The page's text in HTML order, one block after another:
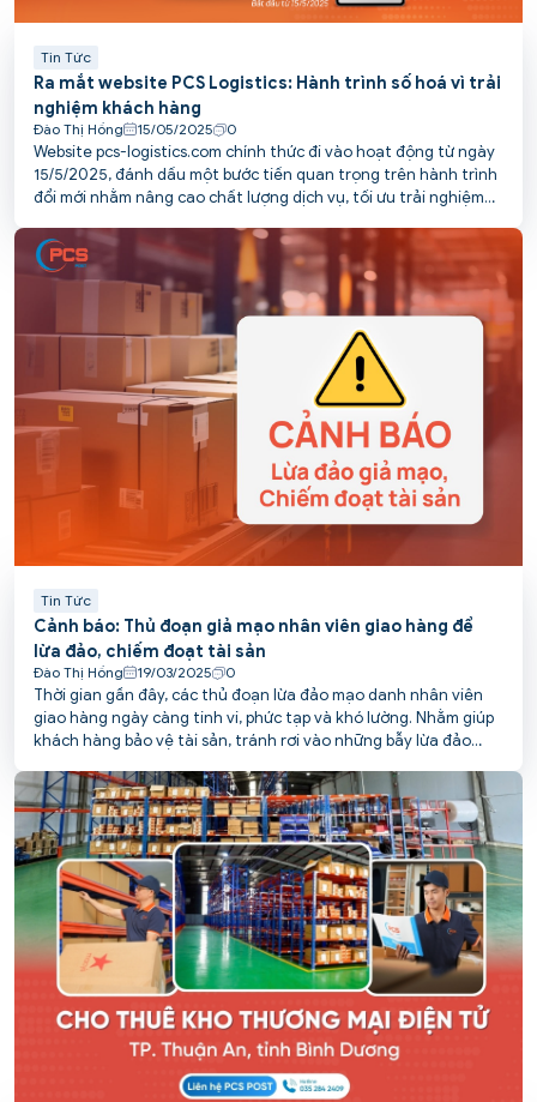
Tin Tức
Ra mắt website PCS Logistics: Hành trình số hoá vì trải
nghiệm khách hàng
Đào Thị Hồng 15/05/2025 0
Website pcs-logistics.com chính thức đi vào hoạt động từ ngày
15/5/2025, đánh dấu một bước tiến quan trọng trên hành trình
đổi mới nhằm nâng cao chất lượng dịch vụ, tối ưu trải nghiệm
Tin Tức
Cảnh báo: Thủ đoạn giả mạo nhân viên giao hàng để
lừa đảo, chiếm đoạt tài sản
Đào Thị Hồng 19/03/2025 0
Thời gian gần đây, các thủ đoạn lừa đảo mạo danh nhân viên
giao hàng ngày càng tinh vi, phức tạp và khó lường. Nhằm giúp
khách hàng bảo vệ tài sản, tránh rơi vào những bẫy lừa đảo
ra khuyến cáo cụ thể.